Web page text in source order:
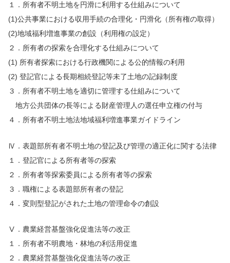
１．所有者不明土地を円滑に利用する仕組みについて
(1)公共事業における収用手続の合理化・円滑化（所有権の取得）
(2)地域福利増進事業の創設（利用権の設定）
２．所有者の探索を合理化する仕組みについて
(1) 所有者探索における行政機関による公的情報の利用
(2) 登記官による長期相続登記等未了土地の記録制度
３．所有者不明土地を適切に管理する仕組みについて
地方公共団体の長等による財産管理人の選任申立権の付与
４．所有者不明土地法地域福利増進事業ガイドライン
Ⅳ．表題部所有者不明土地の登記及び管理の適正化に関する法律
１．登記官による所有者等の探索
２．所有者等探索委員による所有者等の探索
３．職権による表題部所有者の登記
４．変則型登記がされた土地の管理命令の創設
Ⅴ．農業経営基盤強化促進法等の改正
１．所有者不明農地・林地の利活用促進
２．農業経営基盤強化促進法等の改正